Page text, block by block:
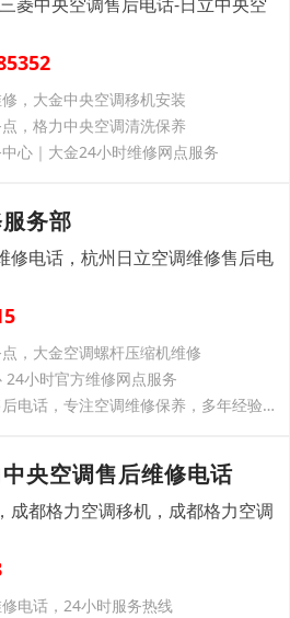
，大金中央空调移机安装
，格力中央空调清洗保养
心｜大金24小时维修网点服务
务部
修电话，杭州日立空调维修售后电
，大金空调螺杆压缩机维修
小时官方维修网点服务
武汉汉阳区大金空调维修售后电话，专注空调维修保养，多年经验更靠谱
央空调售后维修电话
成都格力空调移机，成都格力空调
电话，24小时服务热线